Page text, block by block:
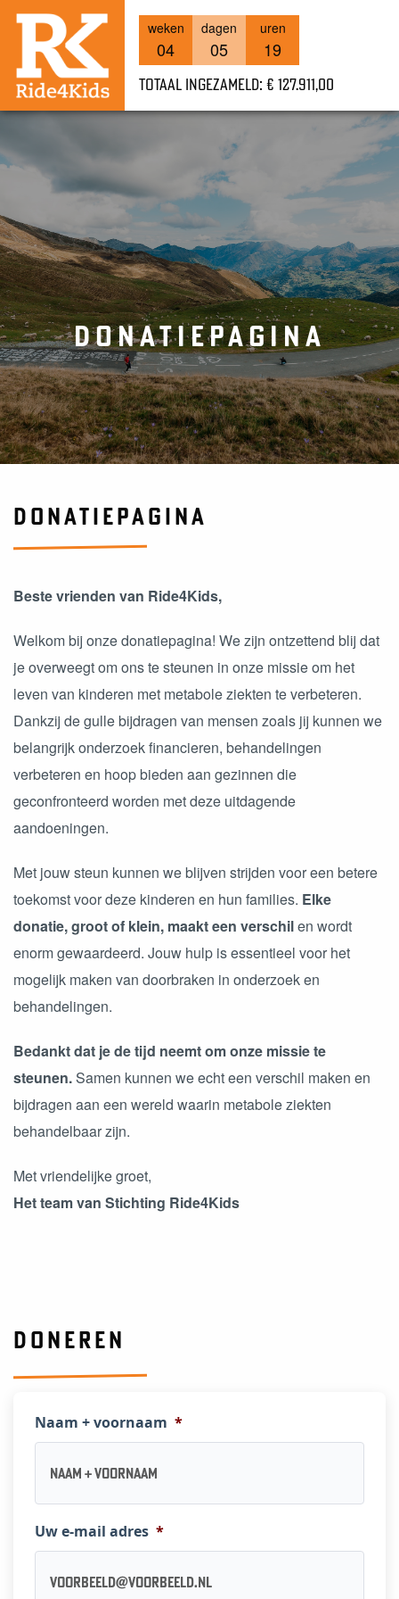
weken
04
dagen
05
uren
19
Totaal ingezameld: € 127.911,00
DONATIEPAGINA
DONATIEPAGINA
Beste vrienden van Ride4Kids,
Welkom bij onze donatiepagina! We zijn ontzettend blij dat
je overweegt om ons te steunen in onze missie om het
leven van kinderen met metabole ziekten te verbeteren.
Dankzij de gulle bijdragen van mensen zoals jij kunnen we
belangrijk onderzoek financieren, behandelingen
verbeteren en hoop bieden aan gezinnen die
geconfronteerd worden met deze uitdagende
aandoeningen.
Met jouw steun kunnen we blijven strijden voor een betere
toekomst voor deze kinderen en hun families. Elke
donatie, groot of klein, maakt een verschilen wordt
enorm gewaardeerd. Jouw hulp is essentieel voor het
mogelijk maken van doorbraken in onderzoek en
behandelingen.
Bedankt dat je de tijd neemt om onze missie te
steunen.Samen kunnen we echt een verschil maken en
bijdragen aan een wereld waarin metabole ziekten
behandelbaar zijn.
Met vriendelijke groet,
Het team van Stichting Ride4Kids
DONEREN
Naam + voornaam *
Uw e-mail adres *